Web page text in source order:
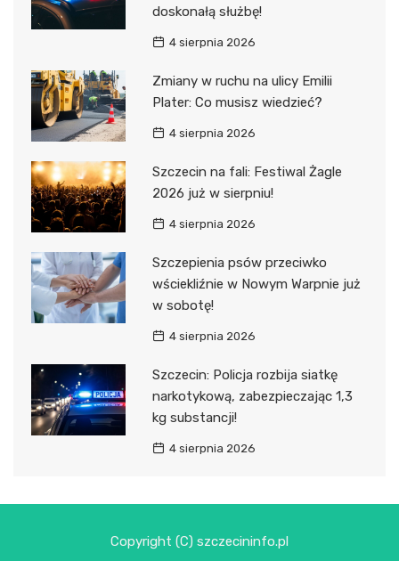
doskonałą służbę!
4 sierpnia 2026
Zmiany w ruchu na ulicy Emilii
Plater: Co musisz wiedzieć?
4 sierpnia 2026
Szczecin na fali: Festiwal Żagle
2026 już w sierpniu!
4 sierpnia 2026
Szczepienia psów przeciwko
wściekliźnie w Nowym Warpnie już
w sobotę!
4 sierpnia 2026
Szczecin: Policja rozbija siatkę
narkotykową, zabezpieczając 1,3
kg substancji!
4 sierpnia 2026
Copyright (C) szczecininfo.pl